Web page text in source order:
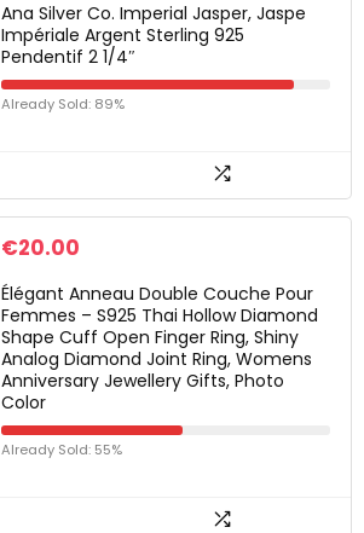
Ana Silver Co. Imperial Jasper, Jaspe
Impériale Argent Sterling 925
Pendentif 2 1/4″
Already Sold: 89%
€20.00
Élégant Anneau Double Couche Pour
Femmes – S925 Thai Hollow Diamond
Shape Cuff Open Finger Ring, Shiny
Analog Diamond Joint Ring, Womens
Anniversary Jewellery Gifts, Photo
Color
Already Sold: 55%